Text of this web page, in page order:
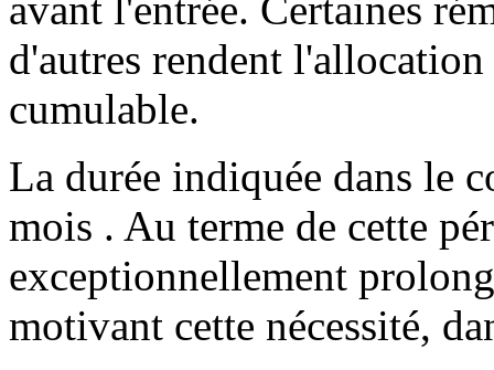
d'autres rendent
cumulable.
La durée indiquée dans le
mois . Au terme de cette
exceptionnellement
motivant cette nécessité,